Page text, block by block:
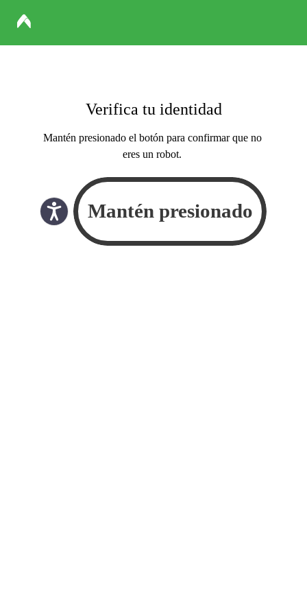
Verifica tu identidad
Mantén presionado el botón para confirmar que no
eres un robot.